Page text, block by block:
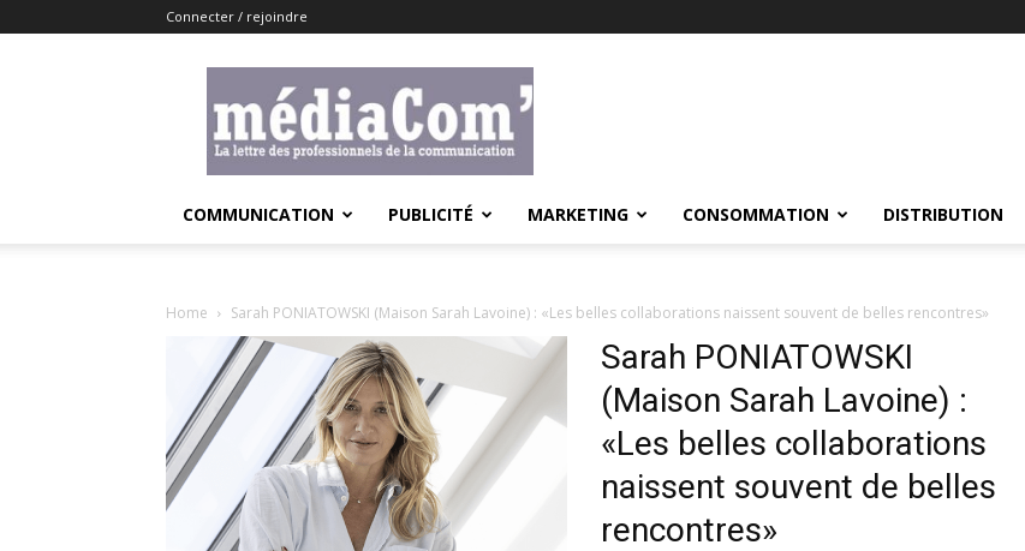
Connecter / rejoindre
COMMUNICATION PUBLICITÉ MARKETING CONSOMMATION DISTRIBUTION
Home Sarah PONIATOWSKI (Maison Sarah Lavoine) : «Les belles collaborations naissent souvent de belles rencontres»
Sarah PONIATOWSKI
(Maison Sarah Lavoine) :
«Les belles collaborations
naissent souvent de belles
rencontres»